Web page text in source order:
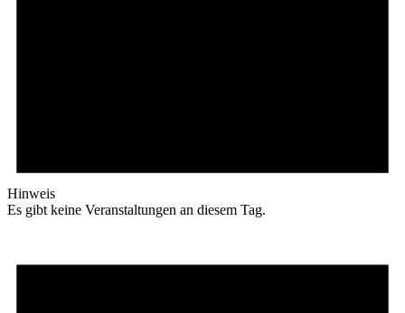
Hinweis
Es gibt keine Veranstaltungen an diesem Tag.